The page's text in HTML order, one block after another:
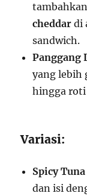
cheddar di
sandwich.
Panggang
yang lebih
hingga roti
Variasi:
Spicy
dan isi